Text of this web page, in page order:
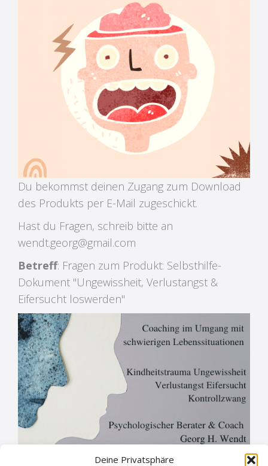
Deine Privatsphäre
Du bekommst deinen Zugang zum Download
des Produkts per E-Mail zugeschickt.
Hast du Fragen, schreib bitte an
wendt.georg@gmail.com
Betreff: Fragen zum Produkt: Selbsthilfe-
Dokument "Ungewissheit, Verlustangst &
Eifersucht loswerden"